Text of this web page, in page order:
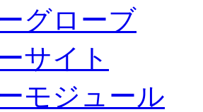
グローブ
サイト
モジュール